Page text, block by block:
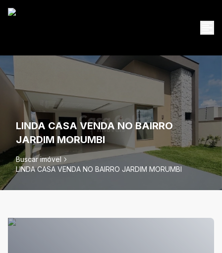
LINDA CASA VENDA NO BAIRRO
JARDIM MORUMBI
Buscar imóvel
LINDA CASA VENDA NO BAIRRO JARDIM MORUMBI